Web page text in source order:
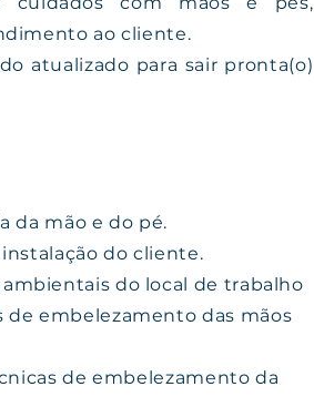
ao cliente.
atualizado para sair pronta(o)
da mão e do pé.
do cliente.
do local de trabalho
de embelezamento das mãos
de embelezamento da